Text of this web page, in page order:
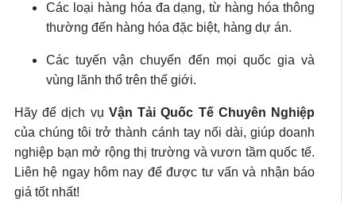
Các loại hàng hóa đa dạng, từ hàng hóa thông
thường đến hàng hóa đặc biệt, hàng dự án.
Các tuyến vận chuyển đến mọi quốc gia và
vùng lãnh thổ trên thế giới.
Hãy để dịch vụ Vận Tải Quốc Tế Chuyên Nghiệp
của chúng tôi trở thành cánh tay nối dài, giúp doanh
nghiệp bạn mở rộng thị trường và vươn tầm quốc tế.
Liên hệ ngay hôm nay để được tư vấn và nhận báo
giá tốt nhất!